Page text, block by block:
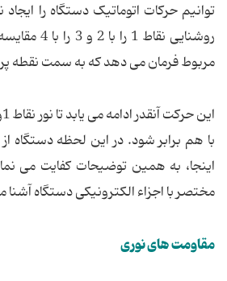
توانیم حركات اتوماتیک دستگاه را ایجاد
روشنایی نقاط 1 را با 2 و 3 را با 4 مقایسه می كند و به
مربوط فرمان می دهد كه به سمت نقطه
با هم برابر شود. در این لحظه دستگاه
اینجا، به همین توضیحات كفایت می
مختصر با اجزاء الکترونیکی دستگاه
مقاومت های نوری